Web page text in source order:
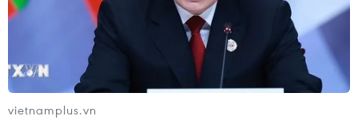
07/08/2026 00:05
Mỹ siết chặt quyền công dân theo nơi
sinh, mở rộng chống “du lịch sinh
vietnamplus.vn